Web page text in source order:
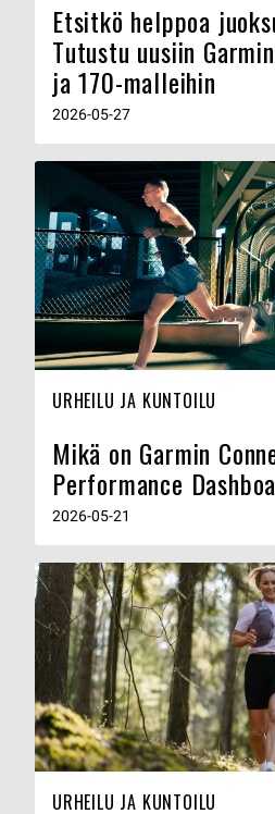
Etsitkö helppoa
Tutustu uusiin
ja 170-malleihin
2026-05-27
URHEILU JA KUNTOILU
Mikä on Garmin
Performance
2026-05-21
URHEILU JA KUNTOILU